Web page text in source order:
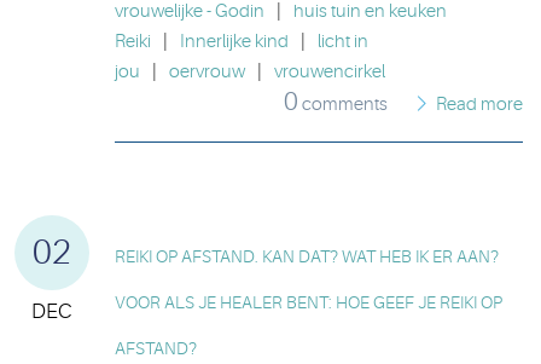
vrouwelijke - Godin
huis tuin en keuken
Reiki
Innerlijke kind
licht in
jou
oervrouw vrouwencirkel
0 comments Read more
02
DEC
REIKI OP AFSTAND. KAN DAT? WAT HEB IK ER AAN?
VOOR ALS JE HEALER BENT: HOE GEEF JE REIKI OP
AFSTAND?